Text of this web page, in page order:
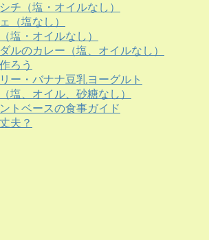
チ（塩・オイルなし）
（塩なし）
塩・オイルなし）
ルのカレー（塩、オイルなし）
ろう
ー・バナナ豆乳ヨーグルト
塩、オイル、砂糖なし）
トベースの食事ガイド
夫？